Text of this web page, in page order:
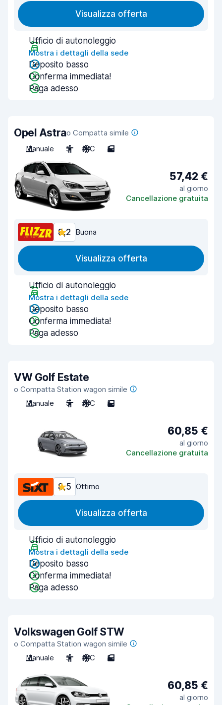
Visualizza offerta
Ufficio di autonoleggio
Mostra i dettagli della sede
Deposito basso
Conferma immediata!
Paga adesso
Opel Astrao Compatta simile
Manuale
5 A/C 5
57,42 €
al giorno
Cancellazione gratuita
8,2 Buona
Visualizza offerta
Ufficio di autonoleggio
Mostra i dettagli della sede
Deposito basso
Conferma immediata!
Paga adesso
VW Golf Estate
o Compatta Station wagon simile
Manuale
5 A/C 5
60,85 €
al giorno
Cancellazione gratuita
8,5 Ottimo
Visualizza offerta
Ufficio di autonoleggio
Mostra i dettagli della sede
Deposito basso
Conferma immediata!
Paga adesso
Volkswagen Golf STW
o Compatta Station wagon simile
Manuale
5 A/C 5
60,85 €
al giorno